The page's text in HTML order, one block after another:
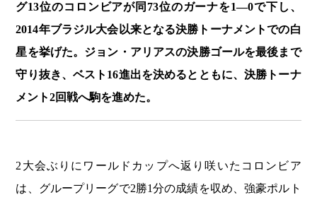
グ13位のコロンビアが同73位のガーナを1―0で下し、
2014年ブラジル大会以来となる決勝トーナメントでの白
星を挙げた。ジョン・アリアスの決勝ゴールを最後まで
守り抜き、ベスト16進出を決めるとともに、決勝トーナ
メント2回戦へ駒を進めた。
2大会ぶりにワールドカップへ返り咲いたコロンビア
は、グループリーグで2勝1分の成績を収め、強豪ポルト